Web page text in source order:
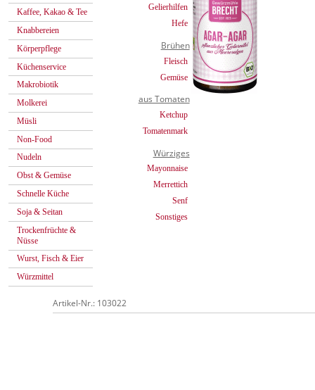
Kaffee, Kakao & Tee
Knabbereien
Körperpflege
Küchenservice
Makrobiotik
Molkerei
Müsli
Non-Food
Nudeln
Obst & Gemüse
Schnelle Küche
Soja & Seitan
Trockenfrüchte &
Nüsse
Wurst, Fisch & Eier
Würzmittel
Gelierhilfen
Hefe
Brühen
Fleisch
Gemüse
aus Tomaten
Ketchup
Tomatenmark
Würziges
Mayonnaise
Merrettich
Senf
Sonstiges
Artikel-Nr.: 103022